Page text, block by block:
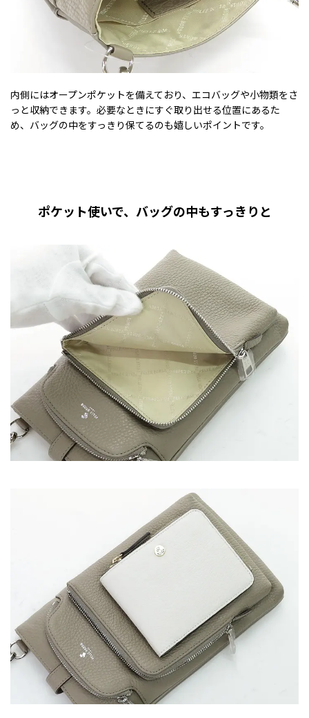
内側にはオープンポケットを備えており、エコバッグや小物類をさ
っと収納できます。必要なときにすぐ取り出せる位置にあるた
め、バッグの中をすっきり保てるのも嬉しいポイントです。
ポケット使いで、バッグの中もすっきりと